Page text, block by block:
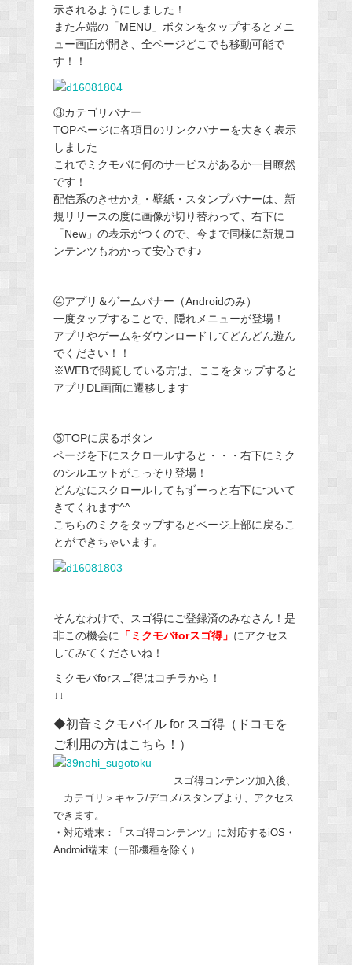
示されるようにしました！
また左端の「MENU」ボタンをタップするとメニ
ュー画面が開き、全ページどこでも移動可能で
す！！
③カテゴリバナー
TOPページに各項目のリンクバナーを大きく表示
しました
これでミクモバに何のサービスがあるか一目瞭然
です！
配信系のきせかえ・壁紙・スタンプバナーは、新
規リリースの度に画像が切り替わって、右下に
「New」の表示がつくので、今まで同様に新規コ
ンテンツもわかって安心です♪
④アプリ＆ゲームバナー（Androidのみ）
一度タップすることで、隠れメニューが登場！
アプリやゲームをダウンロードしてどんどん遊ん
でください！！
※WEBで閲覧している方は、ここをタップすると
アプリDL画面に遷移します
⑤TOPに戻るボタン
ページを下にスクロールすると・・・右下にミク
のシルエットがこっそり登場！
どんなにスクロールしてもずーっと右下について
きてくれます^^
こちらのミクをタップするとページ上部に戻るこ
とができちゃいます。
そんなわけで、スゴ得にご登録済のみなさん！是
非この機会に 「ミクモバforスゴ得」 にアクセス
してみてくださいね！
ミクモバforスゴ得はコチラから！
↓↓
◆初音ミクモバイル for スゴ得（ドコモを
ご利用の方はこちら！）
スゴ得コンテンツ加入後、
カテゴリ＞キャラ/デコメ/スタンプより、アクセス
できます。
・対応端末：「スゴ得コンテンツ」に対応するiOS・
Android端末（一部機種を除く）